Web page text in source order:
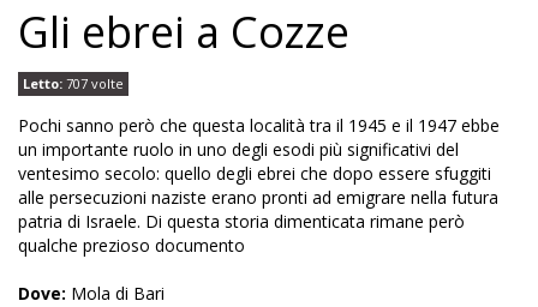
Gli ebrei a Cozze
Letto: 707 volte
Pochi sanno però che questa località tra il 1945 e il 1947 ebbe
un importante ruolo in uno degli esodi più significativi del
ventesimo secolo: quello degli ebrei che dopo essere sfuggiti
alle persecuzioni naziste erano pronti ad emigrare nella futura
patria di Israele. Di questa storia dimenticata rimane però
qualche prezioso documento
Dove: Mola di Bari